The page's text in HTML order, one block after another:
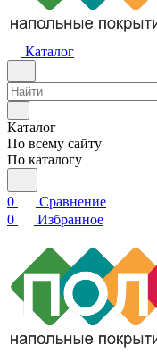
Каталог
Каталог
По всему сайту
По каталогу
0
Сравнение
0
Избранное